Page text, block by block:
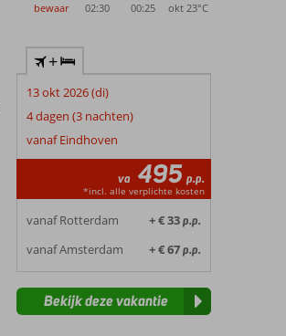
bewaar 02:30 00:25 okt 23°C
+
13 okt 2026 (di)
4 dagen (3 nachten)
vanaf Eindhoven
va 495 p.p.
*incl. alle verplichte kosten
vanaf Rotterdam + € 33p.p.
vanaf Amsterdam + € 67p.p.
Bekijk deze vakantie